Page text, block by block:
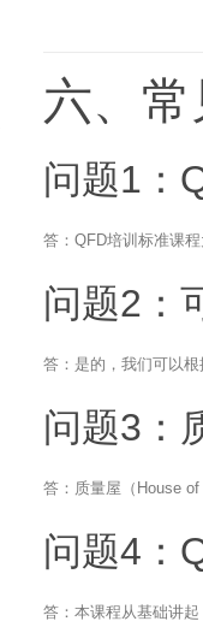
六、
问题1：
答：QFD培训标准课
问题2：
答：是的，我们可以
问题3：
答：质量屋（House
问题4：
答：本课程从基础讲